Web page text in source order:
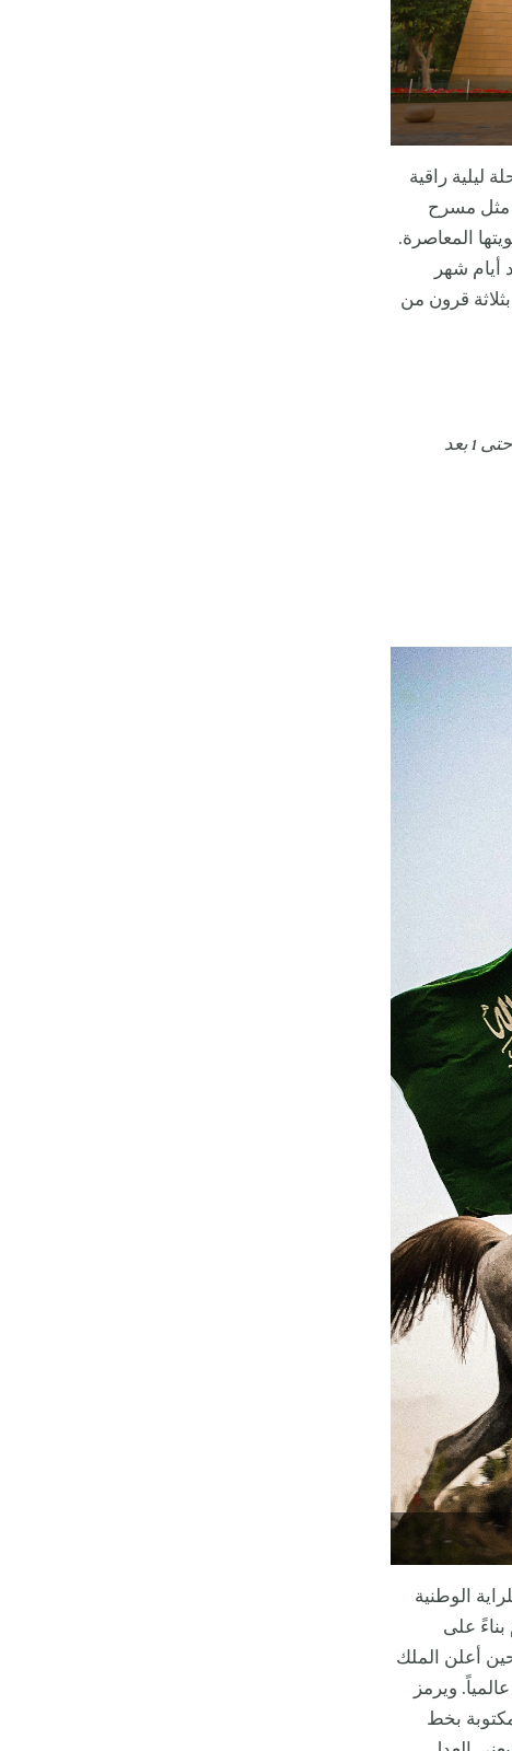
ليلية راقية
مثل مسرح
المعاصرة.
أيام شهر
قرون من
تم تنظيمه من 19 فبراير حتى 6 مارس، وفتح أبوابه أمام الزوار يومياً من 10 مساءً حتى 1 بعد
للراية الوطنية
بناءً على
صدر في العام 2023، علماً أنه يحيي ذكرى أحد أيام العام 1937 حين أعلن الملك
ويرمز
بخط